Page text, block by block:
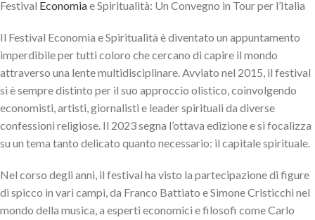
Festival Economiae Spiritualità: Un Convegno in Tour per l’Italia
Il Festival Economia e Spiritualità è diventato un appuntamento
imperdibile per tutti coloro che cercano di capire il mondo
attraverso una lente multidisciplinare. Avviato nel 2015, il festival
si è sempre distinto per il suo approccio olistico, coinvolgendo
economisti, artisti, giornalisti e leader spirituali da diverse
confessioni religiose. Il 2023 segna l’ottava edizione e si focalizza
su un tema tanto delicato quanto necessario: il capitale spirituale.
Nel corso degli anni, il festival ha visto la partecipazione di figure
di spicco in vari campi, da Franco Battiato e Simone Cristicchi nel
mondo della musica, a esperti economici e filosofi come Carlo